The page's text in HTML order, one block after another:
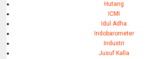
Hutang
ICMI
Idul Adha
Indobarometer
Industri
Jusuf Kalla